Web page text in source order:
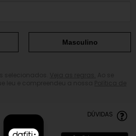
Masculino
DÚVIDAS